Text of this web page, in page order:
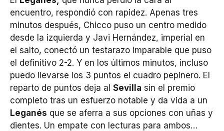
encuentro, respondió con rapidez. Apenas tres
minutos después, Chicco puso un centro medido
desde la izquierda y Javi Hernández, imperial en
el salto, conectó un testarazo imparable que puso
el definitivo 2-2. Y en los últimos minutos, incluso
puedo llevarse los 3 puntos el cuadro pepinero. El
reparto de puntos deja al Sevilla sin el premio
completo tras un esfuerzo notable y da vida a un
Leganés que se aferra a sus opciones con uñas y
dientes. Un empate con lecturas para ambos…